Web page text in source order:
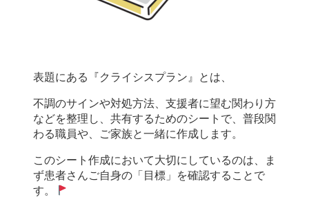
表題にある『クライシスプラン』とは、
不調のサインや対処方法、支援者に望む関わり方
などを整理し、共有するためのシートで、普段関
わる職員や、ご家族と一緒に作成します。
このシート作成において大切にしているのは、ま
ず患者さんご自身の「目標」を確認することで
す。